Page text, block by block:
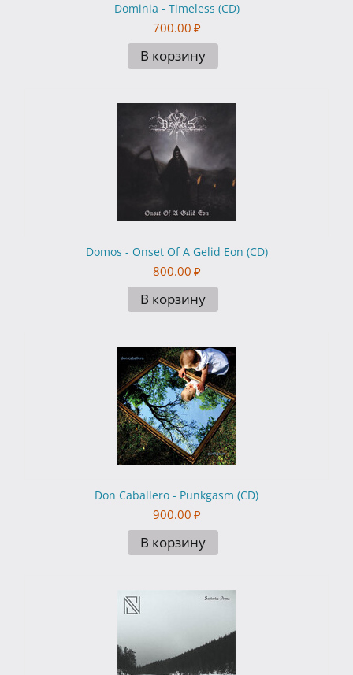
Dominia - Timeless (CD)
700.00 ₽
В корзину
Domos - Onset Of A Gelid Eon (CD)
800.00 ₽
В корзину
Don Caballero - Punkgasm (CD)
900.00 ₽
В корзину